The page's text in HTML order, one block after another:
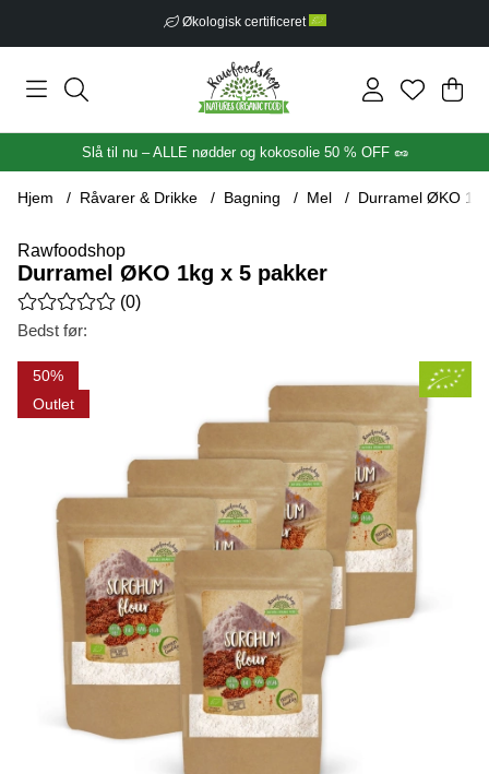
Økologisk certificeret
.
Slå til nu – ALLE nødder og kokosolie 50 % OFF 🥜
Hjem Råvarer & Drikke Bagning Mel Durramel ØKO
Rawfoodshop
Durramel ØKO 1kg x 5 pakker
Gennemsnitlig vurdering 0 ud af 5 Antal vurderinger 0
(0)
Bedst før:
50
Outlet
Produktbilleder Durramel ØKO 1kg x 5 pakker